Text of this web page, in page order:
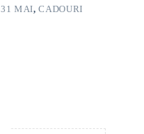
31 MAI,CADOURI